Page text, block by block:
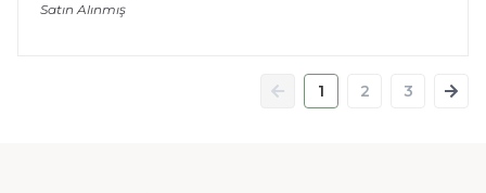
Satın Alınmış
1 2 3